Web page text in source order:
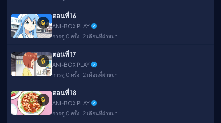
🔒
ตอนที่ 16
ANI-BOX PLAY
การดู 0 ครั้ง · 2 เดือนที่ผ่านมา
🔒
ตอนที่ 17
ANI-BOX PLAY
การดู 0 ครั้ง · 2 เดือนที่ผ่านมา
🔒
ตอนที่ 18
ANI-BOX PLAY
การดู 0 ครั้ง · 2 เดือนที่ผ่านมา